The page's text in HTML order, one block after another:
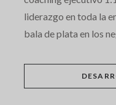
liderazgo en toda la
bala de plata en los